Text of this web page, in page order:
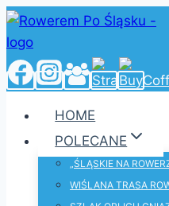
Przejdź
do
treści
HOME
POLECANE
„ŚLĄSKIE NA
WIŚLANA TRASA